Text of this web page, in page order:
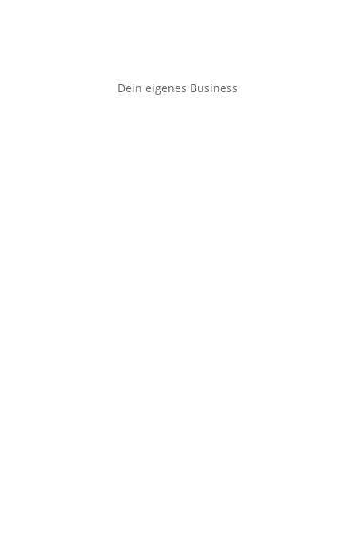
Dein eigenes Business